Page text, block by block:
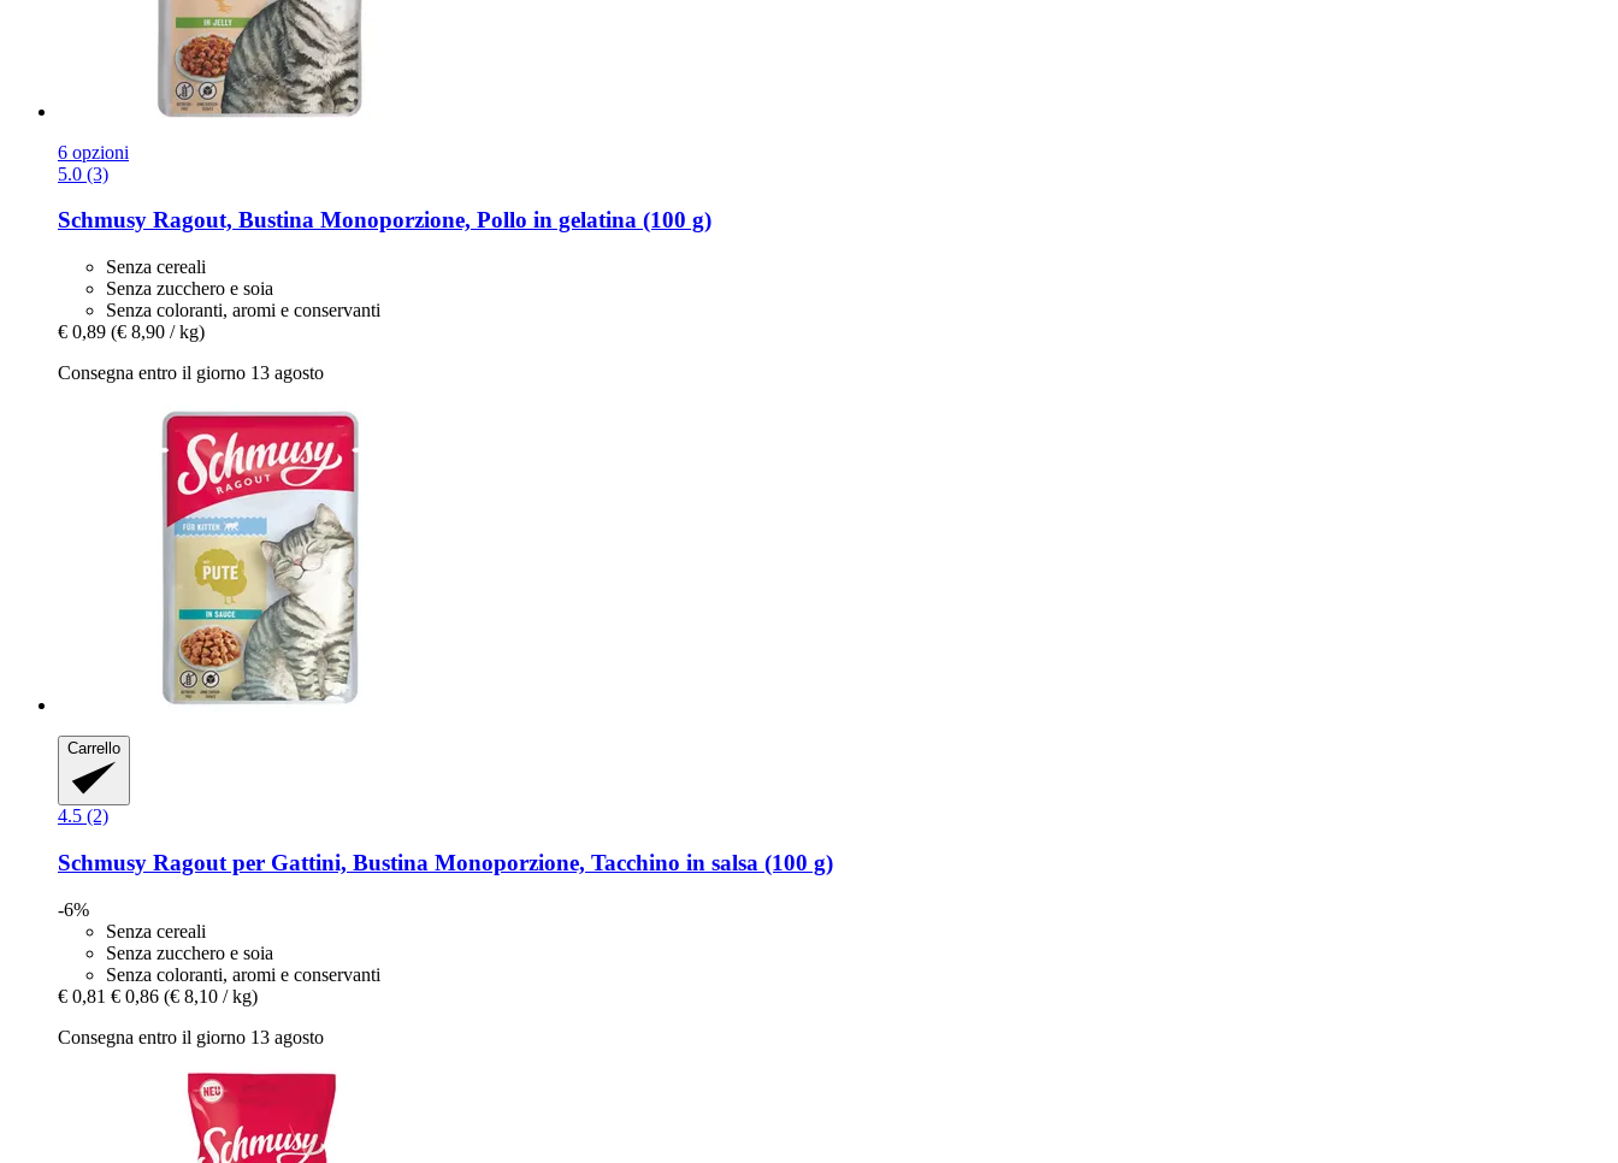
6 opzioni
5.0 (3)
Schmusy Ragout, Bustina Monoporzione, Pollo in gelatina (100 g)
Senza cereali
Senza zucchero e soia
Senza coloranti, aromi e conservanti
€ 0,89 (€ 8,90 / kg)
Consegna entro il giorno 13 agosto
Carrello
4.5 (2)
Schmusy Ragout per Gattini, Bustina Monoporzione, Tacchino in salsa (100 g)
-6%
Senza cereali
Senza zucchero e soia
Senza coloranti, aromi e conservanti
€ 0,81 € 0,86 (€ 8,10 / kg)
Consegna entro il giorno 13 agosto